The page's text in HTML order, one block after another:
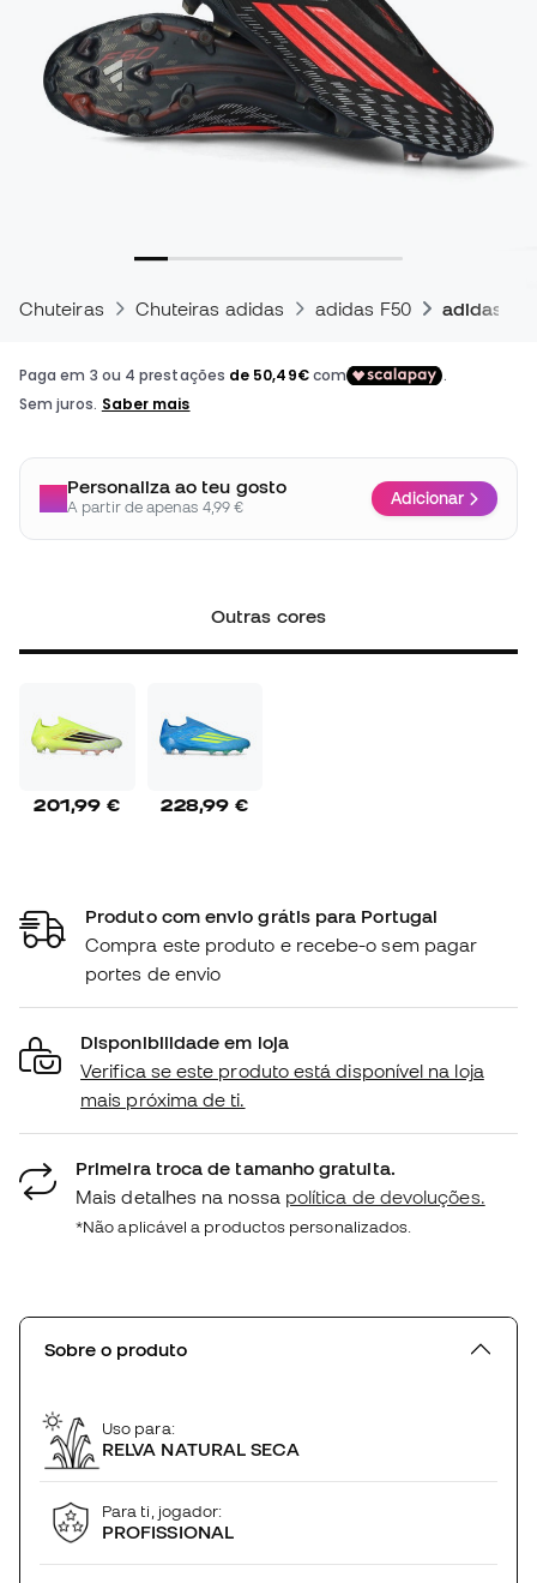
Chuteiras Chuteiras adidas adidas F50 adidas
Personaliza ao teu gosto
A partir de apenas 4,99 € Adicionar
Outras cores
201,99 € 228,99 €
Produto com envio grátis para Portugal
Compra este produto e recebe-o sem pagar
portes de envio
Disponibilidade em loja
Verifica se este produto está disponível na loja
mais próxima de ti.
Primeira troca de tamanho gratuita.
Mais detalhes na nossa política de devoluções.
*Não aplicável a productos personalizados.
Sobre o produto
Uso para:
RELVA NATURAL SECA
Para ti, jogador:
PROFISSIONAL